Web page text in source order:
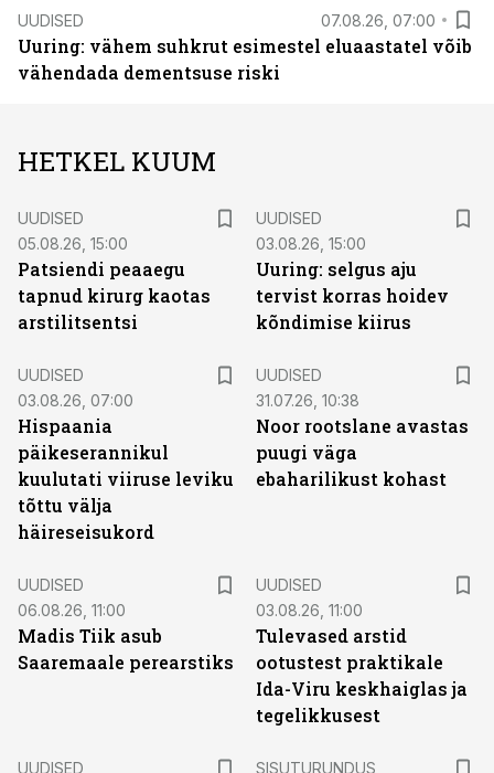
UUDISED 07.08.26, 07:00
Uuring: vähem suhkrut esimestel eluaastatel võib
vähendada dementsuse riski
HETKEL KUUM
UUDISED
05.08.26, 15:00
Patsiendi peaaegu
tapnud kirurg kaotas
arstilitsentsi
UUDISED
03.08.26, 15:00
Uuring: selgus aju
tervist korras hoidev
kõndimise kiirus
UUDISED
03.08.26, 07:00
Hispaania
päikeserannikul
kuulutati viiruse leviku
tõttu välja
häireseisukord
UUDISED
31.07.26, 10:38
Noor rootslane avastas
puugi väga
ebaharilikust kohast
UUDISED
06.08.26, 11:00
Madis Tiik asub
Saaremaale perearstiks
UUDISED
03.08.26, 11:00
Tulevased arstid
ootustest praktikale
Ida-Viru keskhaiglas ja
tegelikkusest
UUDISED
SISUTURUNDUS